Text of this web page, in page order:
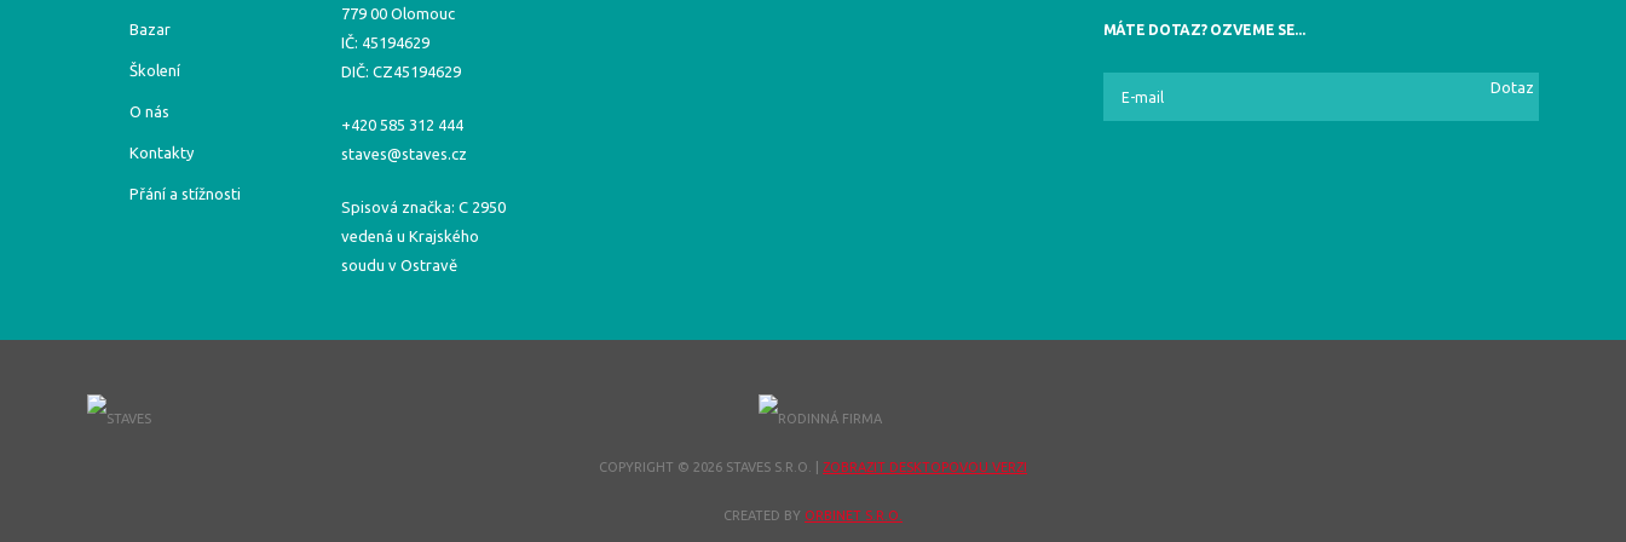
Bazar
Školení
O nás
Kontakty
Přání a stížnosti
779 00 Olomouc
IČ: 45194629
DIČ: CZ45194629
+420 585 312 444
staves@staves.cz
Spisová značka: C 2950
vedená u Krajského
soudu v Ostravě
MÁTE DOTAZ? OZVEME SE...
Dotaz
COPYRIGHT © 2026 STAVES S.R.O. ZOBRAZIT DESKTOPOVOU VERZI
CREATED BY ORBINET S.R.O.